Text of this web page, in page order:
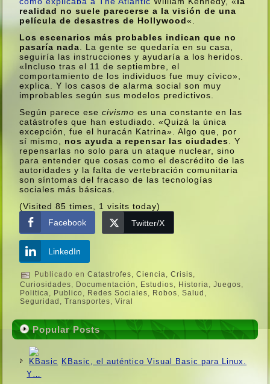
realidad no suele parecerse a la visión de una
pelí­cula de desastres de Hollywood«.
Los escenarios más probables indican que no
pasarí­a nada . La gente se quedarí­a en su casa,
seguirí­a las instrucciones y ayudarí­a a los heridos.
«Incluso tras el 11 de septiembre, el
comportamiento de los individuos fue muy cí­vico»,
explica. Y los casos de alarma social son muy
improbables según sus modelos predictivos.
Según parece esecivismo es una constante en las
catástrofes que han estudiado. «Quizá la única
excepción, fue el huracán Katrina». Algo que, por
sí­ mismo, nos ayuda a repensar las ciudades . Y
repensarlas no solo para un ataque nuclear, sino
para entender que cosas como el descrédito de las
autoridades y la falta de vertebración comunitaria
son sí­ntomas del fracaso de las tecnologí­as
sociales más básicas.
(Visited 85 times, 1 visits today)
Facebook
Twitter/X
LinkedIn
Publicado en Catastrofes ,Ciencia ,Crisis
Curiosidades
Documentación Estudios Historia ,Juegos
Politica
Publico Redes Sociales Robos ,Salud
Seguridad
,Transportes ,Viral
Popular Posts
KBasic, el auténtico Visual Basic para Linux.
Y…